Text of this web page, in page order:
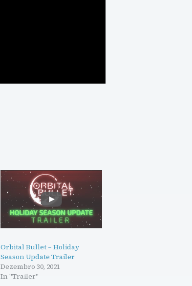
Orbital Bullet – Holiday
Season Update Trailer
Dezembro 30, 2021
In "Trailer"